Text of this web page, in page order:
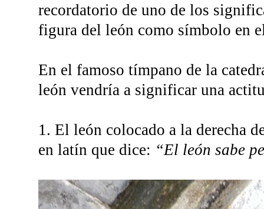
recordatorio de uno de los
figura del león como símbolo en
En el famoso tímpano de la
león vendría a significar una
1. El león colocado a la derecha
en latín que dice: “El león sabe